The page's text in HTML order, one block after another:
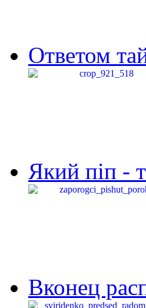
Ответом
Який піп -
Вконец